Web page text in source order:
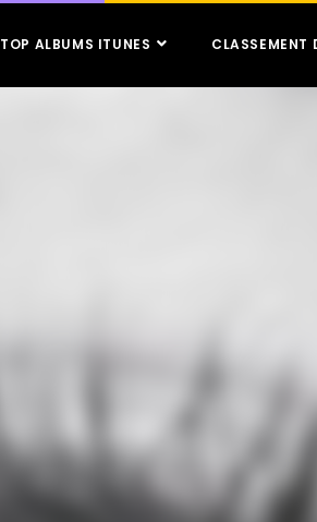
TOP ALBUMS ITUNES CLASSEMENT